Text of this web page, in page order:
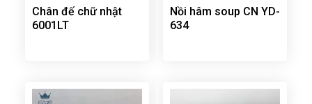
Chân đế chữ nhật
6001LT
Nồi hâm soup CN YD-
634